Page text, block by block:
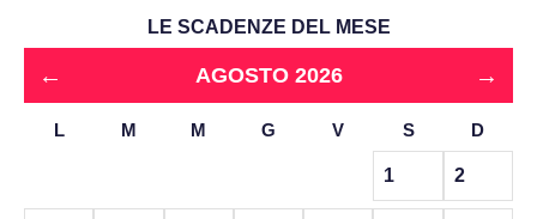
LE SCADENZE DEL MESE
← AGOSTO 2026 →
L M M G V S D
1 2